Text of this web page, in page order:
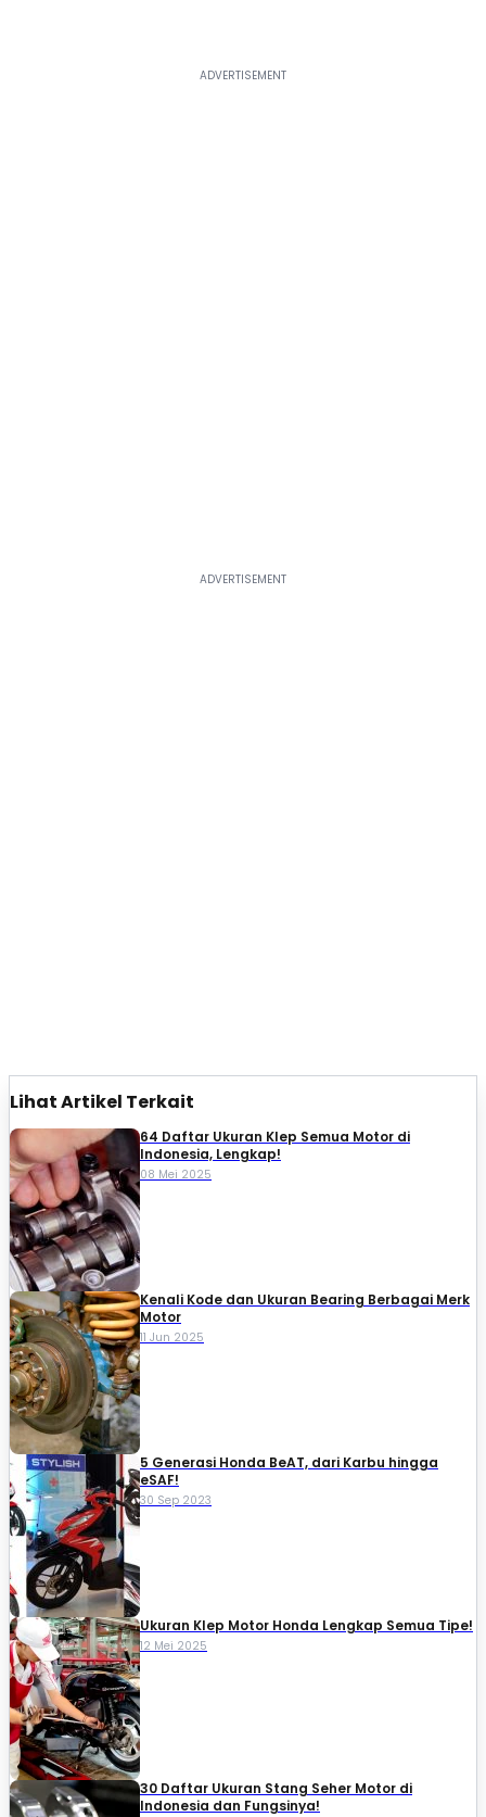
Lihat Artikel Terkait
64 Daftar Ukuran Klep Semua Motor di
Indonesia, Lengkap!
08 Mei 2025
Kenali Kode dan Ukuran Bearing Berbagai Merk
Motor
11 Jun 2025
5 Generasi Honda BeAT, dari Karbu hingga
eSAF!
30 Sep 2023
Ukuran Klep Motor Honda Lengkap Semua Tipe!
12 Mei 2025
30 Daftar Ukuran Stang Seher Motor di
Indonesia dan Fungsinya!